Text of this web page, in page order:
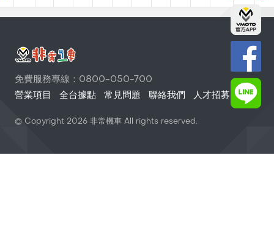
免費服務專線：0800-050-700
營業項目
全台據點 常見問題 聯絡我們 人才招募
© Copyright 2026 非常機車 All rights reserved.